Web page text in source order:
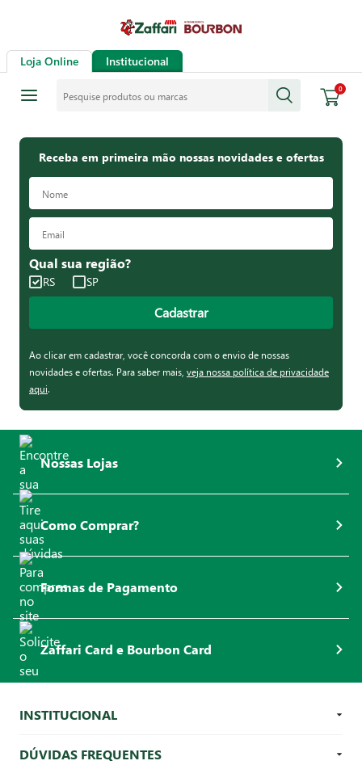
Loja Online Institucional
0
Receba em primeira mão nossas novidades e ofertas
Qual sua região?
RS SP
Cadastrar
Ao clicar em cadastrar, você concorda com o envio de nossas
novidades e ofertas. Para saber mais, veja nossa política de privacidade
aqui.
Nossas Lojas
Como Comprar?
Formas de Pagamento
Zaffari Card e Bourbon Card
INSTITUCIONAL
DÚVIDAS FREQUENTES